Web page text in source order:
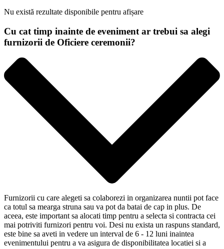
Nu există rezultate disponibile pentru afișare
Cu cat timp inainte de eveniment ar trebui sa alegi
furnizorii de Oficiere ceremonii?
Furnizorii cu care alegeti sa colaborezi in organizarea nuntii pot face
ca totul sa mearga struna sau va pot da batai de cap in plus. De
aceea, este important sa alocati timp pentru a selecta si contracta cei
mai potriviti furnizori pentru voi. Desi nu exista un raspuns standard,
este bine sa aveti in vedere un interval de 6 - 12 luni inaintea
evenimentului pentru a va asigura de disponibilitatea locatiei si a